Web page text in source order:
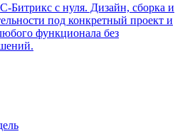
Битрикс с нуля. Дизайн, сборка и
под конкретный проект и
функционала без